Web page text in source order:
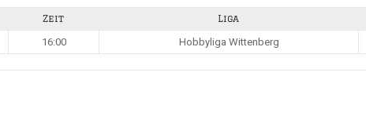
Zeit Liga
16:00 Hobbyliga Wittenberg